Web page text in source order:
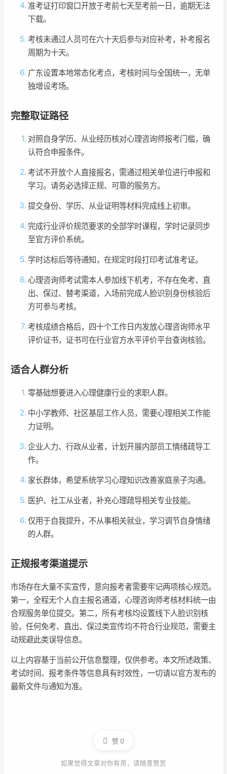
准考证打印窗口开放于考前七天至考前一日，逾期无法
下载。
考核未通过人员可在六十天后参与对应补考，补考报名
周期为十天。
广东设置本地常态化考点，考核时间与全国统一，无单
独增设考场。
完整取证路径
对照自身学历、从业经历核对心理咨询师报考门槛，确
认符合申报条件。
考试不开放个人直接报名，需通过相关单位进行申报和
学习。请务必选择正规、可靠的服务方。
提交身份、学历、从业证明等材料完成线上初审。
完成行业评价规范要求的全部学时课程，学时记录同步
至官方评价系统。
学时达标后等待通知，在规定时段打印考试准考证。
心理咨询师考试需本人参加线下机考，不存在免考、直
出、保过、替考渠道，入场前完成人脸识别身份核验后
方可参与考核。
考核成绩合格后，四十个工作日内发放心理咨询师水平
评价证书，证书可在行业官方水平评价平台查询核验。
适合人群分析
零基础想要进入心理健康行业的求职人群。
中小学教师、社区基层工作人员，需要心理相关工作能
力证明。
企业人力、行政从业者，计划开展内部员工情绪疏导工
作。
家长群体，希望系统学习心理知识改善家庭亲子沟通。
医护、社工从业者，补充心理疏导相关专业技能。
仅用于自我提升，不从事相关就业，学习调节自身情绪
的人群。
正规报考渠道提示
市场存在大量不实宣传，意向报考者需要牢记两项核心规范。
第一，全程无个人自主报名通道，心理咨询师考核材料统一由
合规服务单位提交。第二，所有考核均设置线下人脸识别核
验，任何免考、直出、保过类宣传均不符合行业规范，需要主
动规避此类误导信息。
以上内容基于当前公开信息整理，仅供参考。本文所述政策、
考试时间、报考条件等信息具有时效性，一切请以官方发布的
最新文件与通知为准。
赞0
如果觉得文章对你有用，请随意赞赏